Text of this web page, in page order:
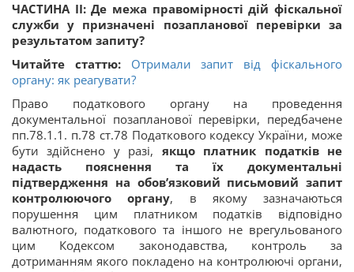
ЧАСТИНА ІІ:Де межа правомірності дій фіскальної
службиу призначені позапланової перевірки за
результатом запиту?
Читайте статтю: Отримали запит від фіскального
органу: як реагувати?
Право податкового органу на проведення
документальної позапланової перевірки, передбачене
пп.78.1.1. п.78 ст.78 Податкового кодексу України, може
бути здійснено у разі, якщо платник податків не
надасть пояснення та їх документальні
підтвердження на обов’язковий письмовий запит
контролюючого органу, в якому зазначаються
порушення цим платником податків відповідно
валютного, податкового та іншого не врегульованого
цим Кодексом законодавства, контроль за
дотриманням якого покладено на контролюючі органи,